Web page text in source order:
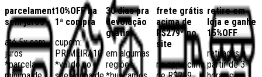
parcelamento
sem juros
até 5x sem
juros
*parcela
10%OFF na
1ª compra
cupom:
PRIMEIRA10
*válido no
30 dias pra
devolução
grátis
em algumas
regiões,
frete grátis
acima de
R$279* no
site
no app acima
retire em
loja e ganhe
15%OFF
retiradas a
partir de 3